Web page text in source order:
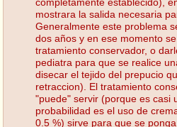
mostrara la salida necesaria
Generalmente este problema
dos años y en ese momento
tratamiento conservador, o
pediatra para que se realice
disecar el tejido del prepucio
retraccion). El tratamiento
"puede" servir (porque es casi
probabilidad es el uso de
0.5 %) sirve para que se